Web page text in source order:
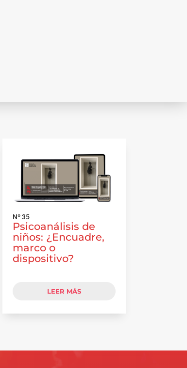
Nº 35
Psicoanálisis de
niños: ¿Encuadre,
marco o
dispositivo?
LEER MÁS